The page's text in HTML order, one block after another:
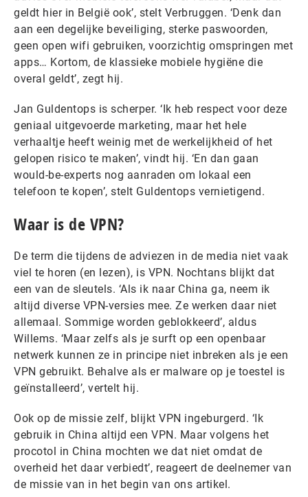
geldt hier in België ook’, stelt Verbruggen. ‘Denk dan
aan een degelijke beveiliging, sterke paswoorden,
geen open wifi gebruiken, voorzichtig omspringen met
apps… Kortom, de klassieke mobiele hygiëne die
overal geldt’, zegt hij.
Jan Guldentops is scherper. ‘Ik heb respect voor deze
geniaal uitgevoerde marketing, maar het hele
verhaaltje heeft weinig met de werkelijkheid of het
gelopen risico te maken’, vindt hij. ‘En dan gaan
would-be-experts nog aanraden om lokaal een
telefoon te kopen’, stelt Guldentops vernietigend.
Waar is de VPN?
De term die tijdens de adviezen in de media niet vaak
viel te horen (en lezen), is VPN. Nochtans blijkt dat
een van de sleutels. ‘Als ik naar China ga, neem ik
altijd diverse VPN-versies mee. Ze werken daar niet
allemaal. Sommige worden geblokkeerd’, aldus
Willems. ‘Maar zelfs als je surft op een openbaar
netwerk kunnen ze in principe niet inbreken als je een
VPN gebruikt. Behalve als er malware op je toestel is
geïnstalleerd’, vertelt hij.
Ook op de missie zelf, blijkt VPN ingeburgerd. ‘Ik
gebruik in China altijd een VPN. Maar volgens het
procotol in China mochten we dat niet omdat de
overheid het daar verbiedt’, reageert de deelnemer van
de missie van in het begin van ons artikel.